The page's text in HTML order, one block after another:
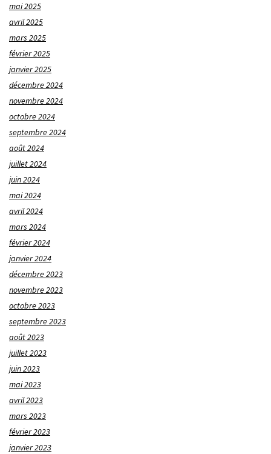
mai 2025
avril 2025
mars 2025
février 2025
janvier 2025
décembre 2024
novembre 2024
octobre 2024
septembre 2024
août 2024
juillet 2024
juin 2024
mai 2024
avril 2024
mars 2024
février 2024
janvier 2024
décembre 2023
novembre 2023
octobre 2023
septembre 2023
août 2023
juillet 2023
juin 2023
mai 2023
avril 2023
mars 2023
février 2023
janvier 2023